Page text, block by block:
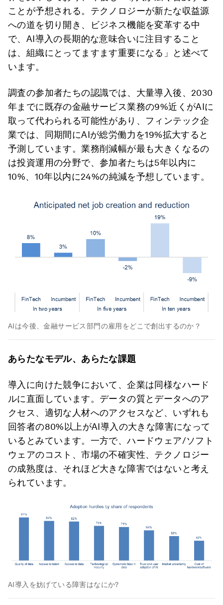
ことが予想される。テクノロジーが新たな収益源
への道を切り開き、ビジネス機能を変革する中
で、AI導入の長期的な意味合いに注目すること
は、組織にとってますます重要になる」と述べて
います。
調査の参加者たちの認識では、大量導入後、2030
年までに既存の金融サービス業務の9%近くがAIに
取って代わられる可能性があり、フィンテック企
業では、同期間にAIが総労働力を19%拡大すると
予測しています。業務削減幅が最も大きくなるの
は投資運用の分野で、参加者たちは5年以内に
10%、10年以内に24%の純減を予想しています。
AIは今後、金融サービス部門の雇用をどこで創出するのか？
あらたなモデル、あらたな課題
導入に向けた競争において、企業は同様なハード
ルに直面しています。データの質とデータへのア
クセス、適切な人材へのアクセスなど、いずれも
回答者の80%以上がAI導入の大きな障害になって
いるとみています。一方で、ハードウェア/ソフト
ウェアのコスト、市場の不確実性、テクノロジー
の成熟度は、それほど大きな障害ではないと考え
られています。
AI導入を妨げている障害はなにか?